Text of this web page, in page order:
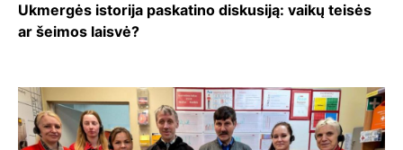
Ukmergės istorija paskatino diskusiją: vaikų teisės
ar šeimos laisvė?